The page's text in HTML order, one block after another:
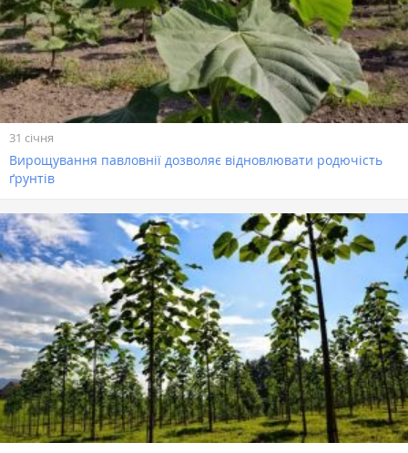
31 січня
Вирощування павловнії дозволяє відновлювати родючість
ґрунтів